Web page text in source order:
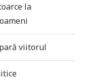
la
viitorul